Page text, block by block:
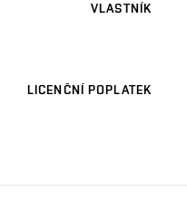
VLASTNÍK
LICENČNÍ POPLATEK